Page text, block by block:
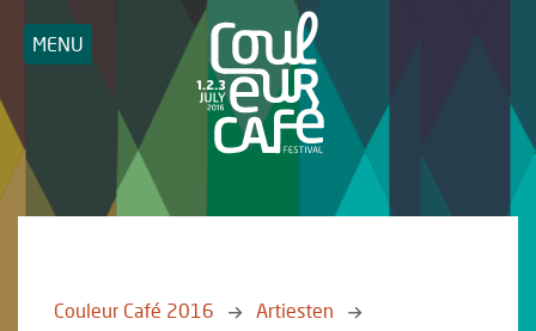
MENU
Couleur Café 2016
Artiesten